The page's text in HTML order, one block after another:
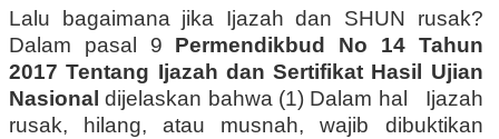
Lalu bagaimana jika Ijazah dan SHUN rusak?
Dalam pasal 9 Permendikbud No 14 Tahun
2017 Tentang Ijazah dan Sertifikat Hasil Ujian
Nasional dijelaskan bahwa (1) Dalam hal Ijazah
rusak, hilang, atau musnah, wajib dibuktikan